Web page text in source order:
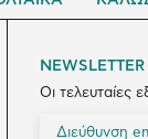
NEWSLETTER
Οι τελευταίες